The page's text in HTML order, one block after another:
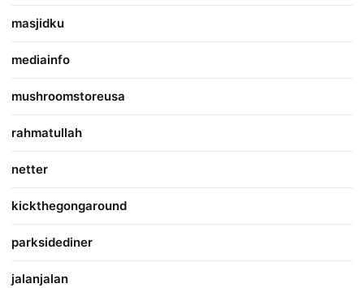
masjidku
mediainfo
mushroomstoreusa
rahmatullah
netter
kickthegongaround
parksidediner
jalanjalan